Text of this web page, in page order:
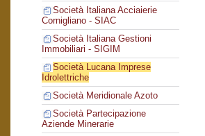
Società Italiana Acciaierie
Cornigliano - SIAC
Società Italiana Gestioni
Immobiliari - SIGIM
Società Lucana Imprese
Idrolettriche
Società Meridionale Azoto
Società Partecipazione
Aziende Minerarie